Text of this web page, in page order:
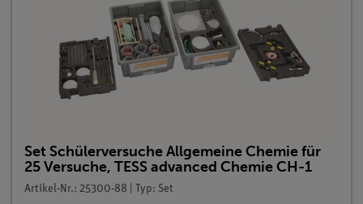
Set Schülerversuche Allgemeine Chemie für
25 Versuche, TESS advanced Chemie CH-1
Artikel-Nr.: 25300-88 | Typ: Set